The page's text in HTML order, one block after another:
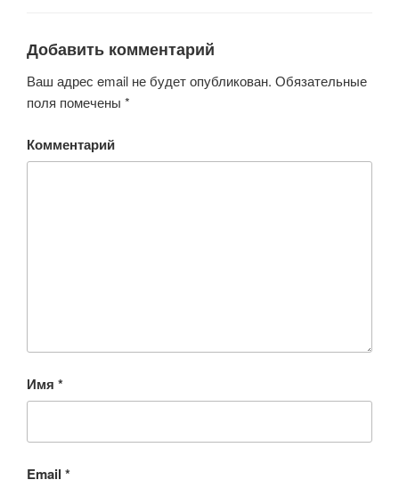
Добавить комментарий
Ваш адрес email не будет опубликован. Обязательные
поля помечены *
Комментарий
Имя *
Email *